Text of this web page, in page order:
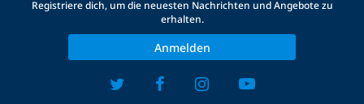
Registriere dich, um die neuesten Nachrichten und Angebote zu
erhalten.
Anmelden